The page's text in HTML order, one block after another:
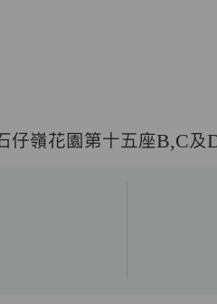
仔嶺花園第十五座B,C及